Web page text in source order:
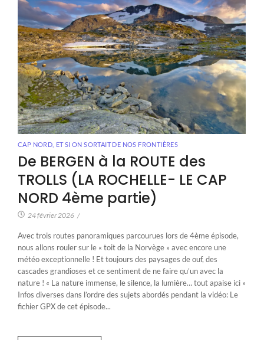
CAP NORD ET SI ON SORTAIT DE NOS FRONTIÈRES
De BERGEN à la ROUTE des
TROLLS (LA ROCHELLE- LE CAP
NORD 4ème partie)
24 février 2026 /
Avec trois routes panoramiques parcourues lors de 4ème épisode,
nous allons rouler sur le « toit de la Norvège » avec encore une
météo exceptionnelle ! Et toujours des paysages de ouf, des
cascades grandioses et ce sentiment de ne faire qu’un avec la
nature ! « La nature immense, le silence, la lumière… tout apaise ici »
Infos diverses dans l’ordre des sujets abordés pendant la vidéo: Le
fichier GPX de cet épisode...